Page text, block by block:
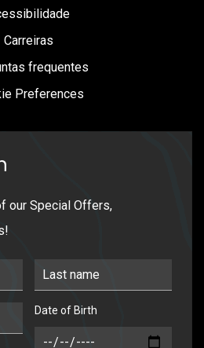
Carreiras
frequentes
Preferences
our Special Offers,
Last Name
DOB
Date of Birth